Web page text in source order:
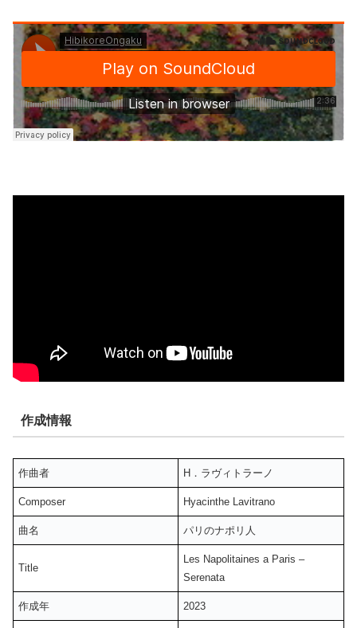
作成情報
作曲者 H．ラヴィトラーノ
Composer Hyacinthe Lavitrano
曲名 パリのナポリ人
Title
Les Napolitaines a Paris –
Serenata
作成年 2023